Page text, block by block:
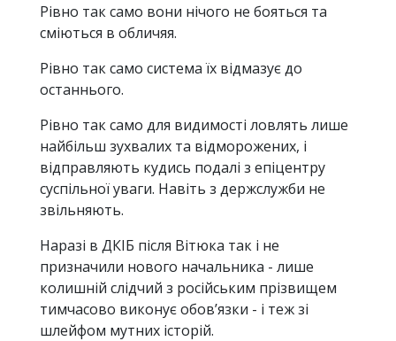
Рівно так само вони нічого не бояться та
сміються в обличяя.
Рівно так само система їх відмазує до
останнього.
Рівно так само для видимості ловлять лише
найбільш зухвалих та відморожених, і
відправляють кудись подалі з епіцентру
суспільної уваги. Навіть з держслужби не
звільняють.
Наразі в ДКІБ після Вітюка так і не
призначили нового начальника - лише
колишній слідчий з російським прізвищем
тимчасово виконує обов’язки - і теж зі
шлейфом мутних історій.